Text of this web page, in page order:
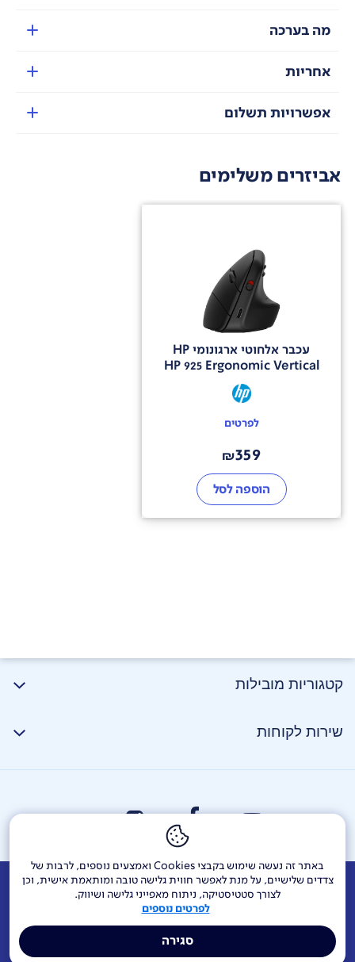
באתר זה נעשה שימוש בקבצי Cookies ואמצעים נוספים, לרבות של
צדדים שלישיים, על מנת לאפשר חווית גלישה טובה ומותאמת אישית, וכן
לצורך סטטיסטיקה, ניתוח מאפייני גלישה ושיווק.
לפרטים נוספים
סגירה
מה בערכה
אחריות
אפשרויות תשלום
אביזרים משלימים
עכבר אלחוטי ארגונומי HP
HP 925 Ergonomic Vertical
לפרטים
359
₪
הוספה לסל
קטגוריות מובילות
שירות לקוחות
אודות דרושים צור קשר Investor Relations
הודעות חברה
מוקדי שירות ופניות ציבור
144 בזק בינלאומי
אתר הרכש